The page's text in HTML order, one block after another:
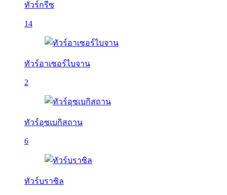
ทัวร์กรีซ
14
ทัวร์อาเซอร์ไบจาน
2
ทัวร์อุซเบกิสถาน
6
ทัวร์บราซิล